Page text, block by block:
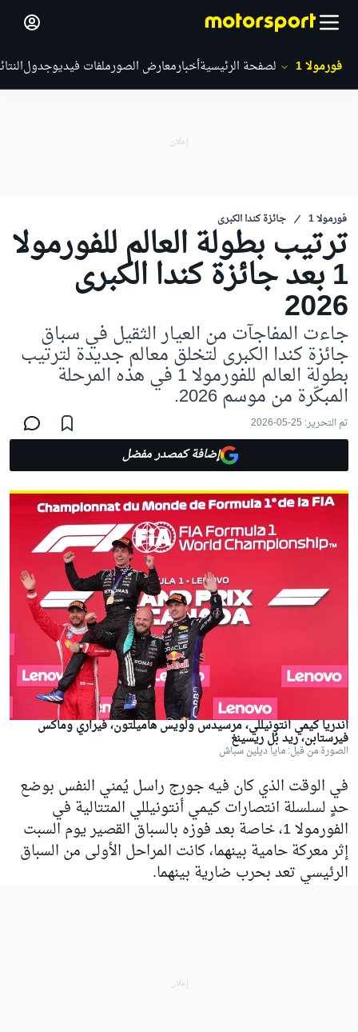
فورمولا 1 الصفحة الرئيسيةأخبارمعارض الصورملفات فيديوجدول
فورمولا 1 جائزة كندا الكبرى
ترتيب بطولة العالم للفورمولا
1 بعد جائزة كندا الكبرى
2026
جاءت المفاجآت من العيار الثقيل في سباق
جائزة كندا الكبرى لتخلق معالم جديدة لترتيب
بطولة العالم للفورمولا 1 في هذه المرحلة
المبكّرة من موسم 2026.
تم التحرير: 25-05-2026
إضافة كمصدر مفضل
أندريا كيمي أنتونيللي، مرسيدس ولويس هاميلتون، فيراري وماكس
فيرستابن، ريد بُل ريسينغ
الصورة من قبل: مايا ديلين سباش
في الوقت الذي كان فيه جورج راسل يُمني النفس بوضع
حدٍ لسلسلة انتصارات كيمي أنتونيللي المتتالية في
الفورمولا 1، خاصة بعد فوزه بالسباق القصير يوم السبت
إثر معركة حامية بينهما، كانت المراحل الأولى من السباق
الرئيسي تعد بحرب ضارية بينهما.